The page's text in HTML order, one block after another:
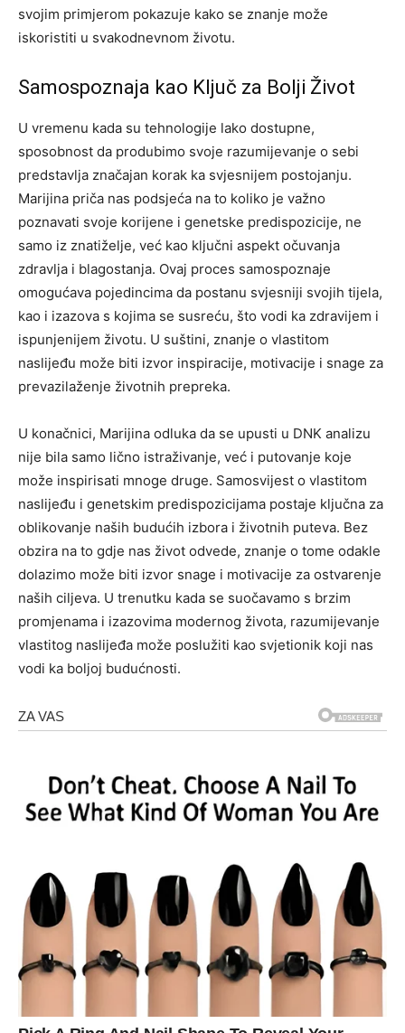
svojim primjerom pokazuje kako se znanje može
iskoristiti u svakodnevnom životu.
Samospoznaja kao Ključ za Bolji Život
U vremenu kada su tehnologije lako dostupne,
sposobnost da produbimo svoje razumijevanje o sebi
predstavlja značajan korak ka svjesnijem postojanju.
Marijina priča nas podsjeća na to koliko je važno
poznavati svoje korijene i genetske predispozicije, ne
samo iz znatiželje, već kao ključni aspekt očuvanja
zdravlja i blagostanja. Ovaj proces samospoznaje
omogućava pojedincima da postanu svjesniji svojih tijela,
kao i izazova s kojima se susreću, što vodi ka zdravijem i
ispunjenijem životu. U suštini, znanje o vlastitom
naslijeđu može biti izvor inspiracije, motivacije i snage za
prevazilaženje životnih prepreka.
U konačnici, Marijina odluka da se upusti u DNK analizu
nije bila samo lično istraživanje, već i putovanje koje
može inspirisati mnoge druge. Samosvijest o vlastitom
naslijeđu i genetskim predispozicijama postaje ključna za
oblikovanje naših budućih izbora i životnih puteva. Bez
obzira na to gdje nas život odvede, znanje o tome odakle
dolazimo može biti izvor snage i motivacije za ostvarenje
naših ciljeva. U trenutku kada se suočavamo s brzim
promjenama i izazovima modernog života, razumijevanje
vlastitog naslijeđa može poslužiti kao svjetionik koji nas
vodi ka boljoj budućnosti.